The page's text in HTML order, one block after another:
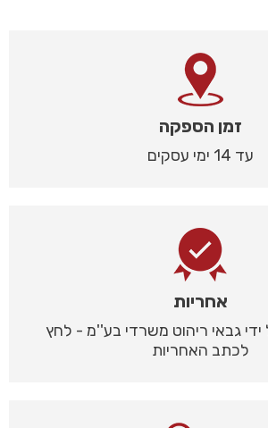
זמן הספקה
עד 14 ימי עסקים
אחריות
ידי גבאי ריהוט משרדי בע''מ - לחץ
לכתב האחריות